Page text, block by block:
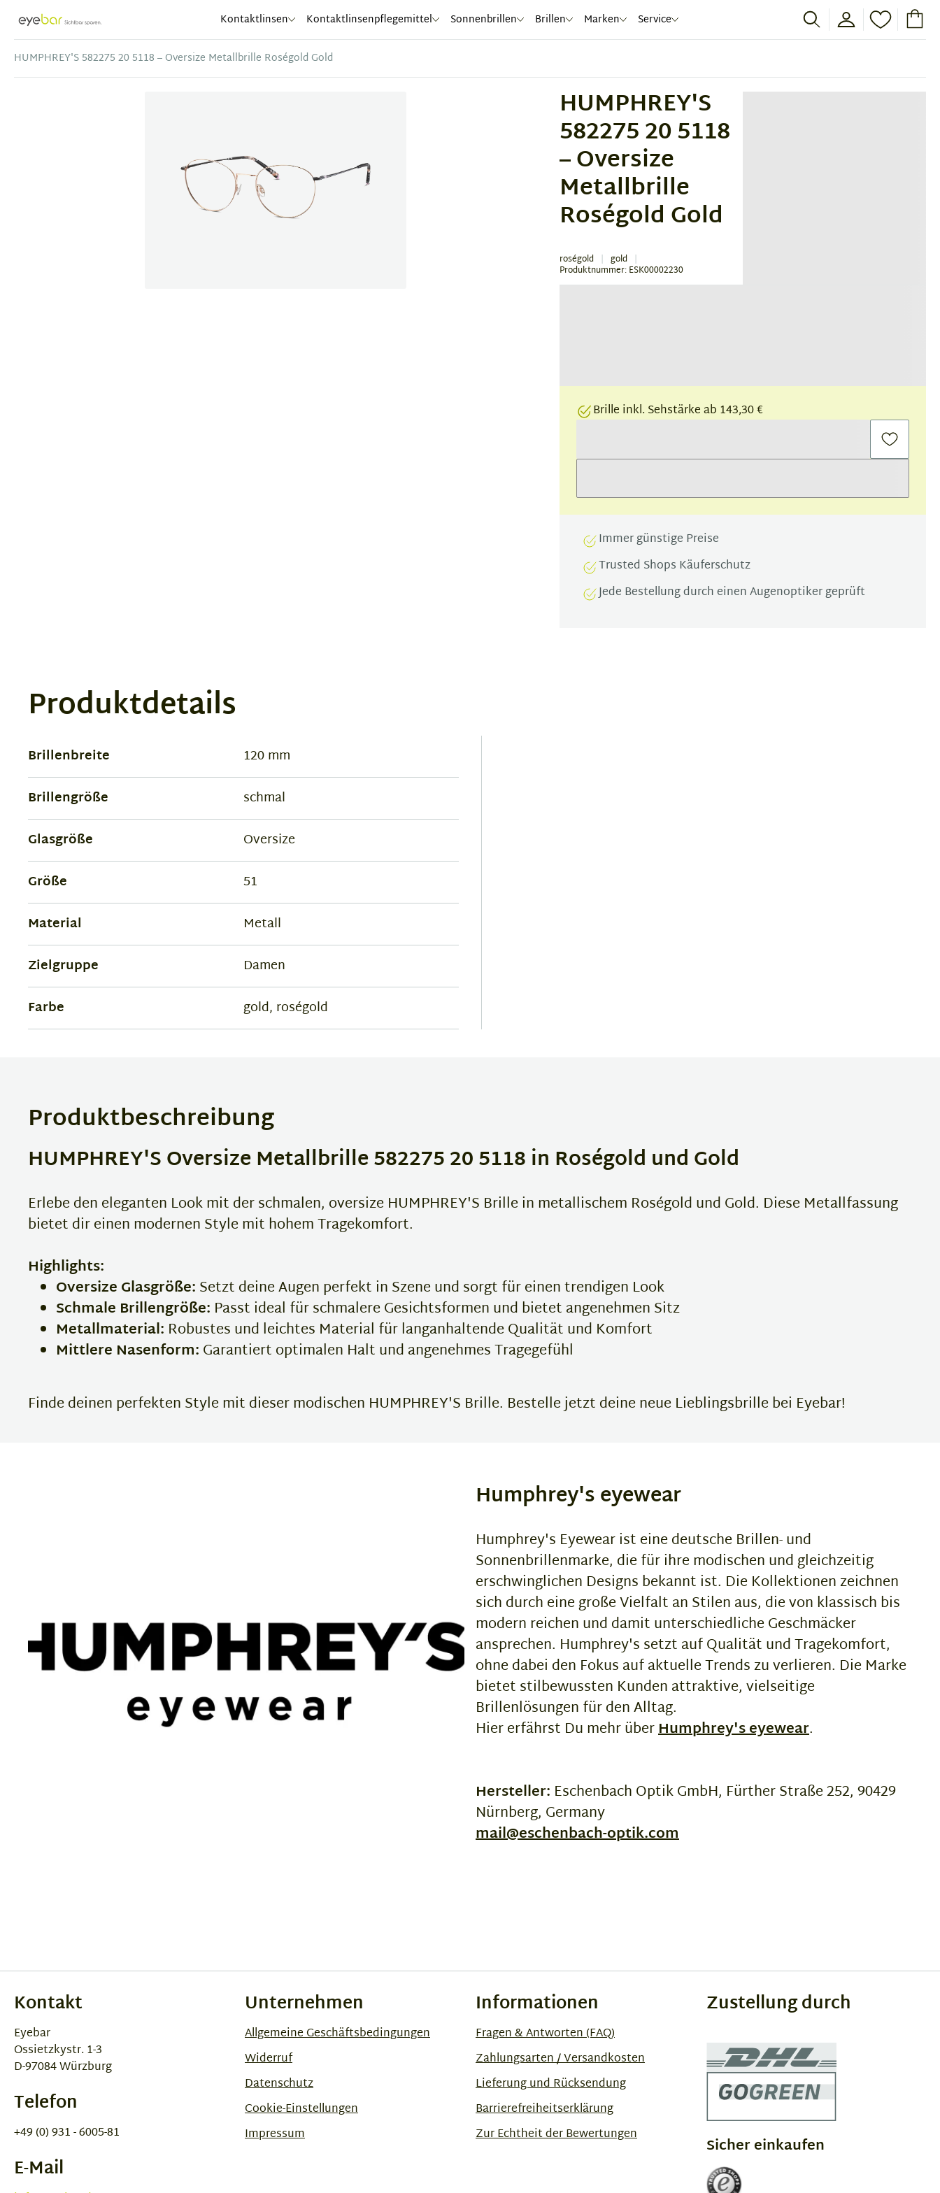
Abele Optic Kontaktlinsen Kontaktlinsenpflegemittel Sonnenbrillen Brillen Marken Service
HUMPHREY'S 582275 20 5118 – Oversize Metallbrille Roségold Gold
HUMPHREY'S
582275 20 5118
– Oversize
Metallbrille
Roségold Gold
roségold gold
Produktnummer: ESK00002230
Brille inkl. Sehstärke ab 143,30 €
Immer günstige Preise
Trusted Shops Käuferschutz
Jede Bestellung durch einen Augenoptiker geprüft
Produktdetails
Brillenbreite
120 mm
Brillengröße
schmal
Glasgröße
Oversize
Größe
51
Material
Metall
Zielgruppe
Damen
Farbe
gold, roségold
Produktbeschreibung
HUMPHREY'S Oversize Metallbrille 582275 20 5118 in Roségold und Gold
Erlebe den eleganten Look mit der schmalen, oversize HUMPHREY'S Brille in metallischem Roségold und Gold. Diese Metallfassung
bietet dir einen modernen Style mit hohem Tragekomfort.
Highlights:
Oversize Glasgröße:Setzt deine Augen perfekt in Szene und sorgt für einen trendigen Look
Schmale Brillengröße: Passt ideal für schmalere Gesichtsformen und bietet angenehmen Sitz
Metallmaterial: Robustes und leichtes Material für langanhaltende Qualität und Komfort
Mittlere Nasenform:Garantiert optimalen Halt und angenehmes Tragegefühl
Finde deinen perfekten Style mit dieser modischen HUMPHREY'S Brille. Bestelle jetzt deine neue Lieblingsbrille bei Eyebar!
Humphrey's eyewear
Humphrey's Eyewear ist eine deutsche Brillen- und
Sonnenbrillenmarke, die für ihre modischen und gleichzeitig
erschwinglichen Designs bekannt ist. Die Kollektionen zeichnen
sich durch eine große Vielfalt an Stilen aus, die von klassisch bis
modern reichen und damit unterschiedliche Geschmäcker
ansprechen. Humphrey's setzt auf Qualität und Tragekomfort,
ohne dabei den Fokus auf aktuelle Trends zu verlieren. Die Marke
bietet stilbewussten Kunden attraktive, vielseitige
Brillenlösungen für den Alltag.
Hier erfährst Du mehr überHumphrey's eyewear.
Hersteller: Eschenbach Optik GmbH, Fürther Straße 252, 90429
Nürnberg, Germany
mail@eschenbach-optik.com
Kontakt
Eyebar
Ossietzkystr. 1-3
D-97084 Würzburg
Telefon
+49 (0) 931 - 6005-81
E-Mail
Unternehmen
Allgemeine Geschäftsbedingungen
Widerruf
Datenschutz
Cookie-Einstellungen
Impressum
Informationen
Fragen & Antworten (FAQ)
Zahlungsarten / Versandkosten
Lieferung und Rücksendung
Barrierefreiheitserklärung
Zur Echtheit der Bewertungen
Zustellung durch
Sicher einkaufen